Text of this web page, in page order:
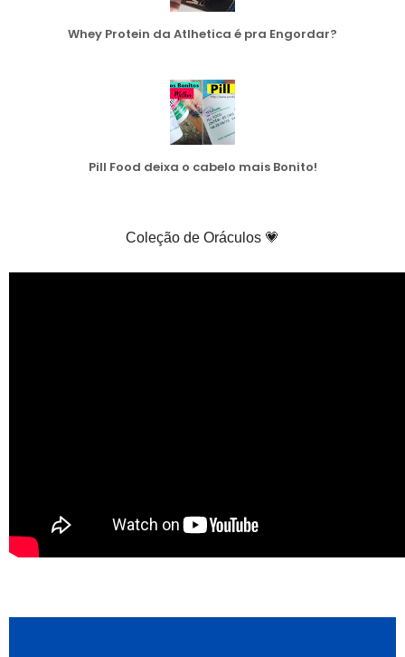
Whey Protein da Atlhetica é pra Engordar?
Pill Food deixa o cabelo mais Bonito!
Coleção de Oráculos 💗